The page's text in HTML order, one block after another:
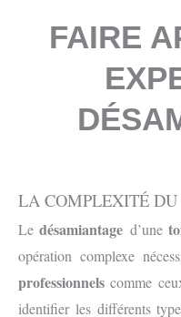
FAIRE
LA COMPLEXITÉ
Ledésamiantage d’une
opération complexe
professionnels comme
identifier les différents